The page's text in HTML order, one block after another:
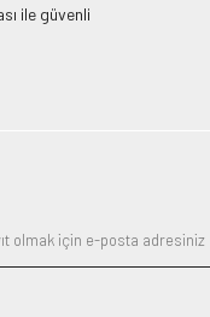
ile güvenli